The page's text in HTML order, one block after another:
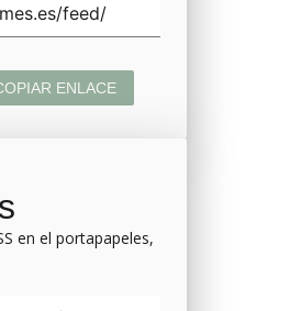
ENLACE
en el portapapeles,